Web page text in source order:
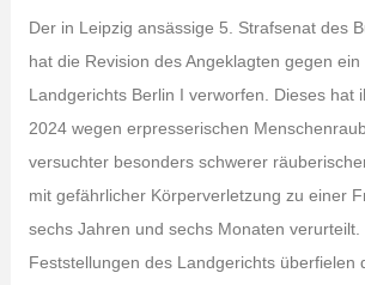
Der in Leipzig ansässige 5. Strafsenat des
hat die Revision des Angeklagten gegen
Landgerichts Berlin I verworfen. Dieses hat
2024 wegen erpresserischen
versuchter besonders schwerer
mit gefährlicher Körperverletzung zu einer
sechs Jahren und sechs Monaten verurteilt.
Feststellungen des Landgerichts überfielen